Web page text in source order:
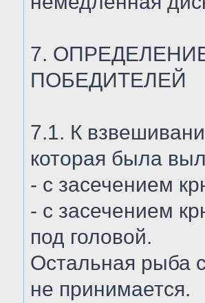
7.
ПОБЕДИТЕЛЕЙ
7.1. К
которая была
- с засечением
- с засечением
под головой.
Остальная рыба
не принимается.